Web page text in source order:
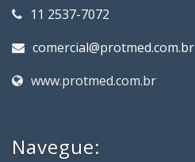
11 2537-7072
comercial@protmed.com.br
www.protmed.com.br
Navegue: